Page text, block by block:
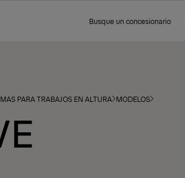
Busque un concesionario
PARA TRABAJOS EN ALTURA MODELOS